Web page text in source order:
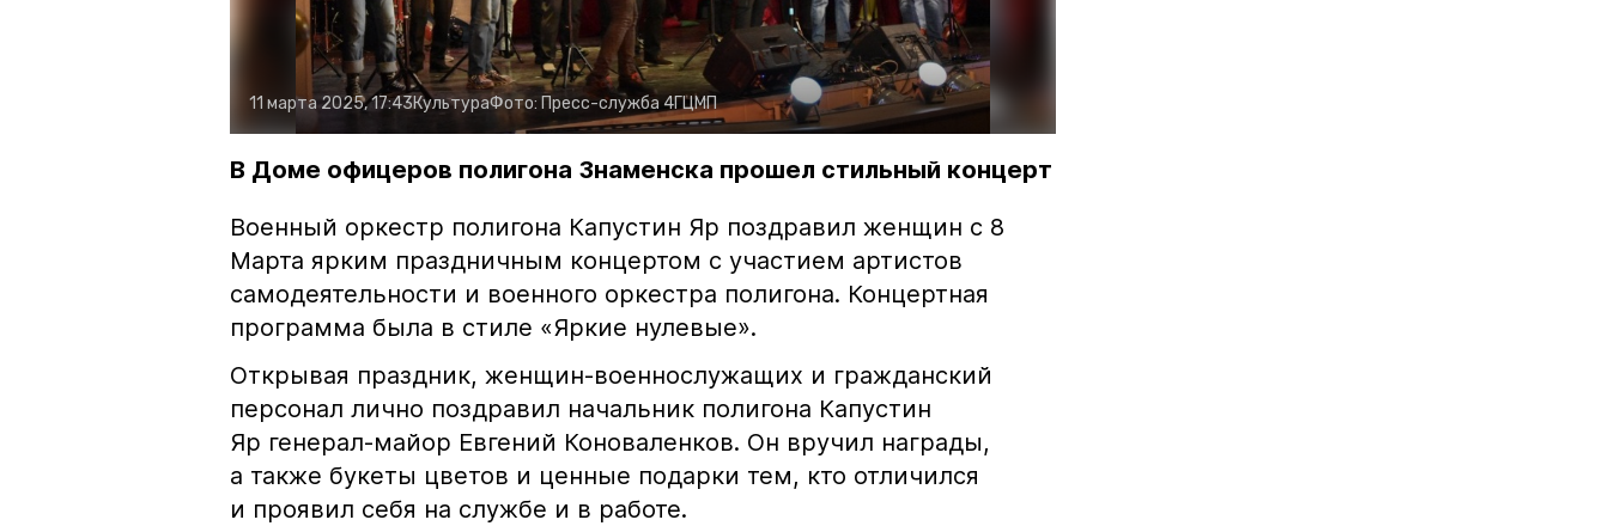
11 марта 2025, 17:43КультураФото: Пресс-служба 4ГЦМП
В Доме офицеров полигона Знаменска прошел стильный концерт
Военный оркестр полигона Капустин Яр поздравил женщин с 8
Марта ярким праздничным концертом с участием артистов
самодеятельности и военного оркестра полигона. Концертная
программа была в стиле «Яркие нулевые».
Открывая праздник, женщин-военнослужащих и гражданский
персонал лично поздравил начальник полигона Капустин
Яр генерал-майор Евгений Коноваленков. Он вручил награды,
а также букеты цветов и ценные подарки тем, кто отличился
и проявил себя на службе и в работе.